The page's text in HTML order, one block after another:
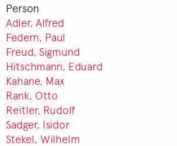
Person
Adler, Alfred
Federn, Paul
Freud, Sigmund
Hitschmann, Eduard
Kahane, Max
Rank, Otto
Reitler, Rudolf
Sadger, Isidor
Stekel, Wilhelm